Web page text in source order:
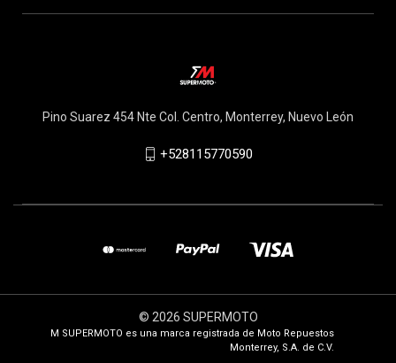
Pino Suarez 454 Nte Col. Centro, Monterrey, Nuevo León
+528115770590
© 2026 SUPERMOTO
M SUPERMOTO es una marca registrada de Moto Repuestos
Monterrey, S.A. de C.V.